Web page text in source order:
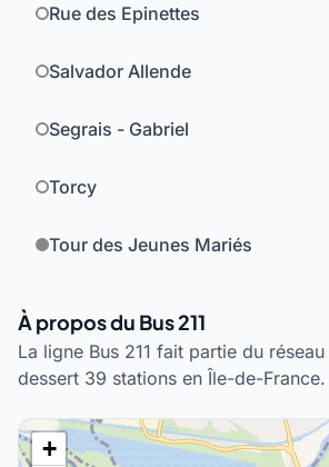
Rue des Epinettes
Salvador Allende
Segrais - Gabriel
Torcy
Tour des Jeunes Mariés
À propos du Bus 211
La ligne Bus 211 fait partie du réseau
dessert 39 stations en Île-de-France.
+